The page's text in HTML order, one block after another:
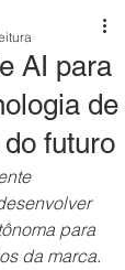
AI para
de
futuro
para
da marca.